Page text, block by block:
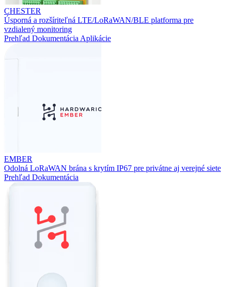
CHESTER
Úsporná a rozšíriteľná LTE/LoRaWAN/BLE platforma pre
vzdialený monitoring
Prehľad Dokumentácia Aplikácie
EMBER
Odolná LoRaWAN brána s krytím IP67 pre privátne aj verejné siete
Prehľad Dokumentácia